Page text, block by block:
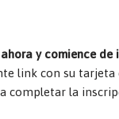
ahora y comience
link con su tarjeta
completar la